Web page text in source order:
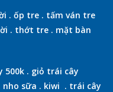
. ốp tre . tấm ván tre
. thớt tre . mặt bàn
500k . giỏ trái cây
nho sữa . kiwi . trái cây